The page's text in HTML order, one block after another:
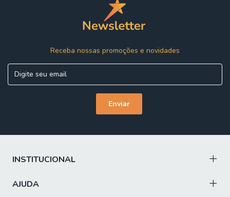
COLCHÃO CONTÉM: ANTI MOFO: prolonga a vida útil do
colchão, preservando a integridade e a qualidade do tecido
/ ANTI ALÉRGICO: proporciona noites de sono mais
mantém o ambiente de descanso mais puro, higiênico e
OBSERVAÇÃO: O colchão conta com uma base em EPS,
um material resistente, leve e de alta durabilidade, que
garante maior firmeza e prolonga a vida útil do colchão
TECIDO DO BOX: Suede
ITENS INCLUSOS: 1 Colchão de 1,38m e 1 box baú de 1,38
Receba nossas promoções e novidades
INSTITUCIONAL
AJUDA